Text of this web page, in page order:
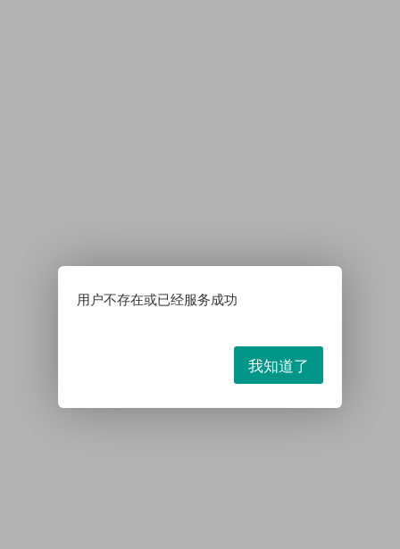
用户不存在或已经服务成功
我知道了